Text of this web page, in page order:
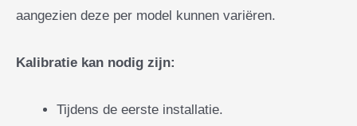
aangezien deze per model kunnen variëren.
Kalibratie kan nodig zijn:
Tijdens de eerste installatie.